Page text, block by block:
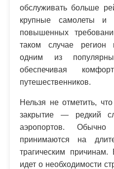
обслуживать больше
крупные самолеты и
повышенных
таком случае регион
одним из
обеспечивая
путешественников.
Нельзя не отметить,
закрытие — редкий
аэропортов.
принимаются на
трагическим
идет о необходимости